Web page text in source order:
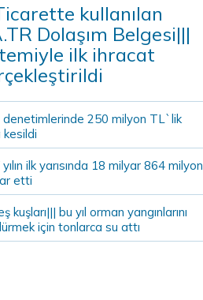
kullanılan
Dolaşım Belgesi|||
ilk ihracat
denetimlerinde 250 milyon TL`lik
kesildi
ilk yarısında 18 milyar 864 milyon
etti
kuşları||| bu yıl orman yangınlarını
için tonlarca su attı